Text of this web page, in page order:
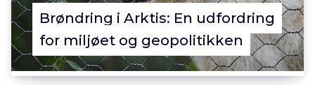
Brøndring i Arktis: En udfordring
for miljøet og geopolitikken